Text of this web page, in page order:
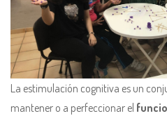
La estimulación cognitiva es un
mantener o a perfeccionar el